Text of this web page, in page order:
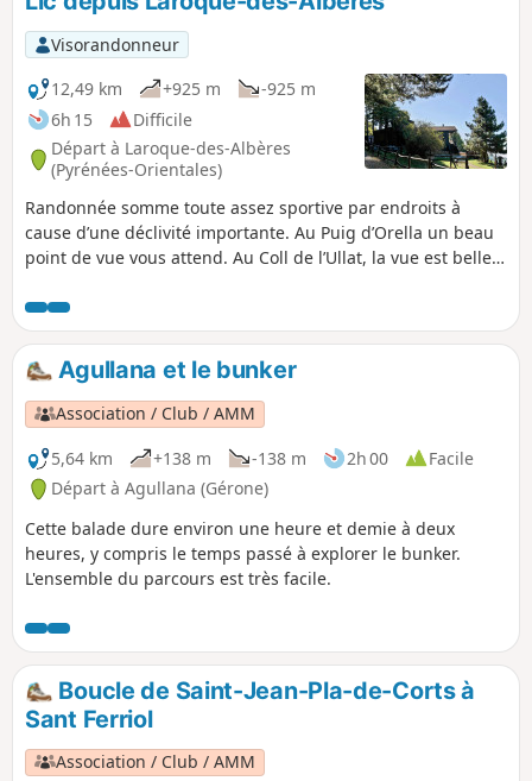
Visorandonneur
12,49 km
+925 m
-925 m
6h 15
Difficile
Départ à Laroque-des-Albères
(Pyrénées-Orientales)
Randonnée somme toute assez sportive par endroits à
cause d’une déclivité importante. Au Puig d’Orella un beau
point de vue vous attend. Au Coll de l’Ullat, la vue est belle
passage au Casot d’en Lic permet d’y voir des panneaux
didactiques sur la flore des Albères. Voir informations
pratiques concernant le passage de la Ribera de Roca après
de fortes pluies.
Agullana et le bunker
Association / Club / AMM
5,64 km
+138 m -138 m 2h 00
Facile
Départ à Agullana (Gérone)
Cette balade dure environ une heure et demie à deux
heures, y compris le temps passé à explorer le bunker.
L'ensemble du parcours est très facile.
Boucle de Saint-Jean-Pla-de-Corts à
Sant Ferriol
Association / Club / AMM